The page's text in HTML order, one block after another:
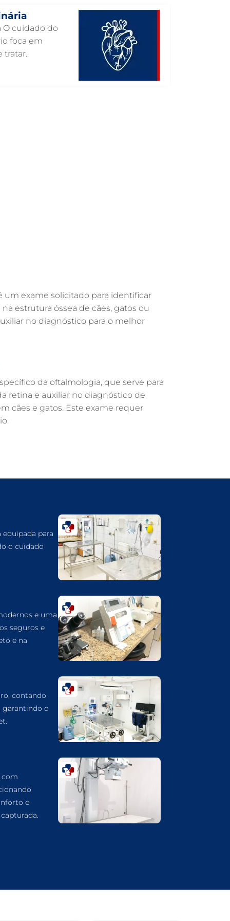
GUARULHOS
INTERNAÇÃO VETERINÁRIA 24 HORAS
INTENSIVISMO VETERINÁRIO EM
FARMÁCIA VETERINÁRIA EM
ENDOSCOPIA EM PETS EM GUARULHOS
ENDOCRINOLOGIA VETERINÁRIA EM
DERMATOLOGIA VETERINÁRIA EM
GUARULHOS
CUIDADOS INTENSIVOS EM ANIMAIS EM
GUARULHOS
CUIDADOS EM ANIMAIS 24 HORAS EM
GUARULHOS
CLÍNICA VETERINÁRIA EM GUARULHOS
CLÍNICA VETERINÁRIA 24 HORAS EM
GUARULHOS
CIRURGIA VETERINÁRIA GERAL EM
GUARULHOS
GUARULHOS
CARDIOLOGIA VETERINÁRIA EM
GUARULHOS
ATENDIMENTO VETERINÁRIO EM
GUARULHOS
ANESTESIOLOGIA VETERINÁRIA EM
GUARULHOS
ACUPUNTURA VETERINÁRIA EM
GUARULHOS
VETERINÁRIO PARA GATOS
O cuidado do
foca em
tratar.
um exame solicitado para identificar
estrutura óssea de cães, gatos ou
no diagnóstico para o melhor
da oftalmologia, que serve para
retina e auxiliar no diagnóstico de
cães e gatos. Este exame requer
para
o cuidado
e uma
seguros e
e na
contando
garantindo o
com
e